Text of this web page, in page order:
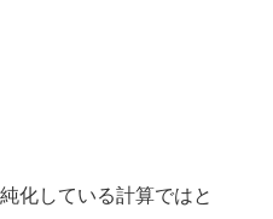
化している計算ではと